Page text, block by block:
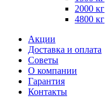
2000 кг
4800 кг
Акции
Доставка и оплата
Советы
О компании
Гарантия
Контакты